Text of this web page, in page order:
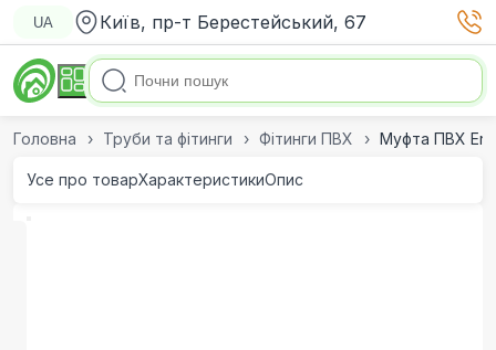
UA Київ, пр-т Берестейський, 67
Головна Труби та фітинги Фітинги ПВХ Муфта ПВХ Era
Усе про товарХарактеристикиОпис